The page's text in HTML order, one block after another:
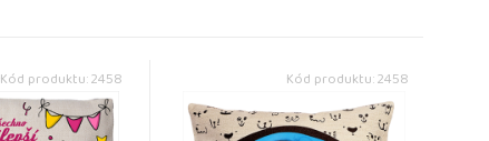
Kód produktu: 2458 Kód produktu: 2458